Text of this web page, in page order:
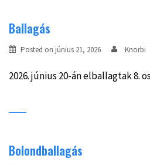
Ballagás
Posted on június 21, 2026 Knorbi
2026. június 20-án elballagtak 8.
Bolondballagás